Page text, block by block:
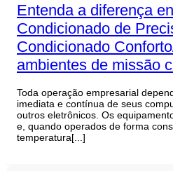
Entenda a diferença
Condicionado de
Condicionado
ambientes de missão
Toda operação empresarial
imediata e contínua de seus
outros eletrônicos. Os
e, quando operados de forma
temperatura[...]